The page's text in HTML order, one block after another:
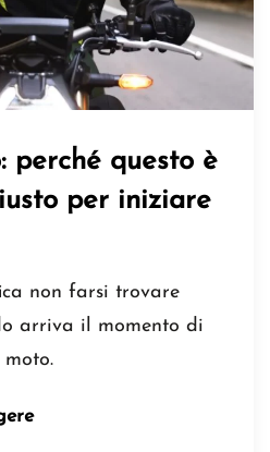
perché questo è
per iniziare
non farsi trovare
arriva il momento di